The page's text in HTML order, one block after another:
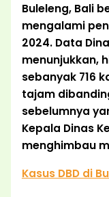
Buleleng, Bali
mengalami
2024. Data
menunjukkan,
sebanyak 716
tajam
sebelumnya
Kepala Dinas
menghimbau
Kasus DBD di